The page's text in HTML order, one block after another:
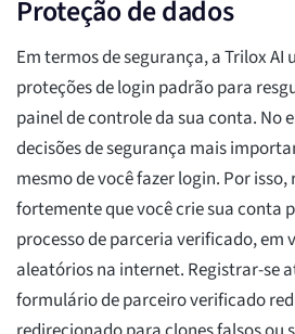
Proteção de dados
Em termos de segurança, a Trilox
proteções de login padrão para
painel de controle da sua conta. No
decisões de segurança mais
mesmo de você fazer login. Por
fortemente que você crie sua conta
processo de parceria verificado, em
aleatórios na internet. Registrar-se
formulário de parceiro verificado